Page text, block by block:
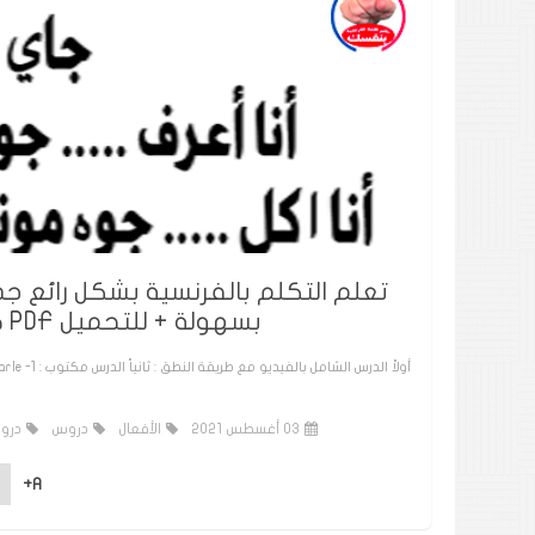
بسهولة + للتحميل PDF كاملاً مكتوب PARLER EN FRANÇAIS
03 أغسطس 2021 الأفعال دروس
A+